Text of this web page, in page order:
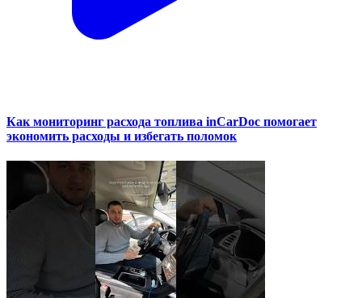
Как мониторинг расхода топлива inCarDoc помогает
экономить расходы и избегать поломок